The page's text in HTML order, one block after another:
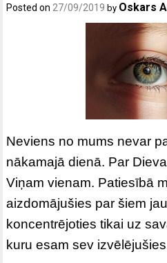
Posted on27/09/2019 by Oskars
Neviens no mums nevar
nākamajā dienā. Par
Viņam vienam. Patiesībā
aizdomājušies par šiem
koncentrējoties tikai uz
kuru esam sev